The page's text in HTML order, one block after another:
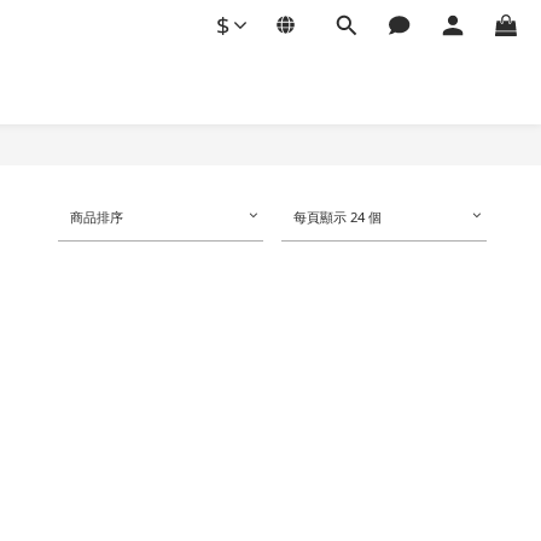
$
商品排序 每頁顯示 24 個